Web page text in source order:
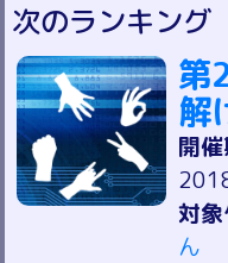
次のランキング
第
解
開
対
ん